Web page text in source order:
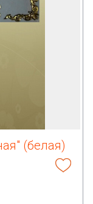
(белая)